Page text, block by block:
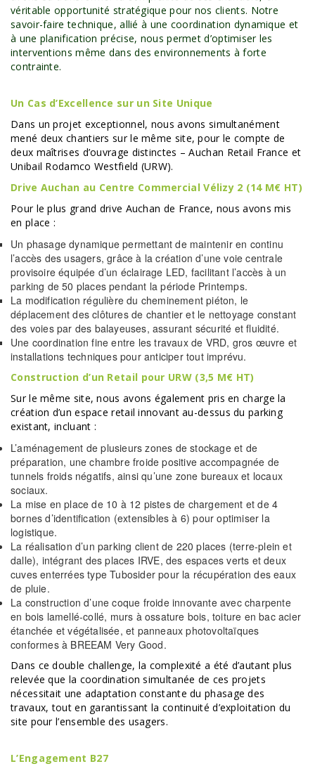
véritable opportunité stratégique pour nos clients. Notre
savoir-faire technique, allié à une coordination dynamique et
à une planification précise, nous permet d’optimiser les
interventions même dans des environnements à forte
contrainte.
Un Cas d’Excellence sur un Site Unique
Dans un projet exceptionnel, nous avons simultanément
mené deux chantiers sur le même site, pour le compte de
deux maîtrises d’ouvrage distinctes – Auchan Retail France et
Unibail Rodamco Westfield (URW).
Drive Auchan au Centre Commercial Vélizy 2 (14 M€ HT)
Pour le plus grand drive Auchan de France, nous avons mis
en place :
Un phasage dynamique permettant de maintenir en continu
l’accès des usagers, grâce à la création d’une voie centrale
provisoire équipée d’un éclairage LED, facilitant l’accès à un
parking de 50 places pendant la période Printemps.
La modification régulière du cheminement piéton, le
déplacement des clôtures de chantier et le nettoyage constant
des voies par des balayeuses, assurant sécurité et fluidité.
Une coordination fine entre les travaux de VRD, gros œuvre et
installations techniques pour anticiper tout imprévu.
Construction d’un Retail pour URW (3,5 M€ HT)
Sur le même site, nous avons également pris en charge la
création d’un espace retail innovant au-dessus du parking
existant, incluant :
L’aménagement de plusieurs zones de stockage et de
préparation, une chambre froide positive accompagnée de
tunnels froids négatifs, ainsi qu’une zone bureaux et locaux
sociaux.
La mise en place de 10 à 12 pistes de chargement et de 4
bornes d’identification (extensibles à 6) pour optimiser la
logistique.
La réalisation d’un parking client de 220 places (terre-plein et
dalle), intégrant des places IRVE, des espaces verts et deux
cuves enterrées type Tubosider pour la récupération des eaux
de pluie.
La construction d’une coque froide innovante avec charpente
en bois lamellé-collé, murs à ossature bois, toiture en bac acier
étanchée et végétalisée, et panneaux photovoltaïques
conformes à BREEAM Very Good.
Dans ce double challenge, la complexité a été d’autant plus
relevée que la coordination simultanée de ces projets
nécessitait une adaptation constante du phasage des
travaux, tout en garantissant la continuité d’exploitation du
site pour l’ensemble des usagers.
L’Engagement B27